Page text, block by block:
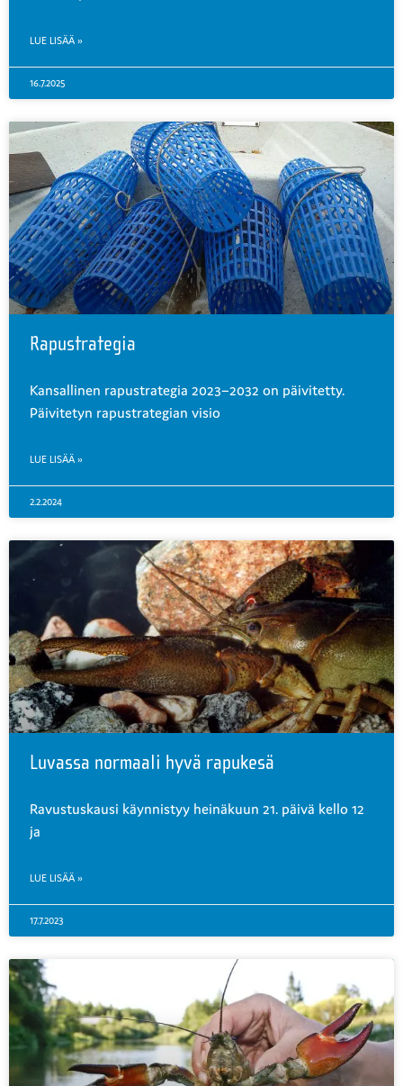
LUE LISÄÄ »
16.7.2025
Rapustrategia
Kansallinen rapustrategia 2023–2032 on päivitetty.
Päivitetyn rapustrategian visio
LUE LISÄÄ »
2.2.2024
Luvassa normaali hyvä rapukesä
Ravustuskausi käynnistyy heinäkuun 21. päivä kello 12
ja
LUE LISÄÄ »
17.7.2023